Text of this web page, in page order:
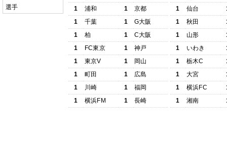
選手
1
浦和 1
京都
1
千葉 1
G大阪
1
柏 1
C大阪
1
FC東京 1
神戸
1
東京V 1
岡山
1
町田 1
広島
1
川崎 1
福岡
1
横浜FM 1 長崎
1
仙台
1
秋田
1
山形
1
いわき
1
栃木C
1
大宮
1
横浜FC
1
湘南